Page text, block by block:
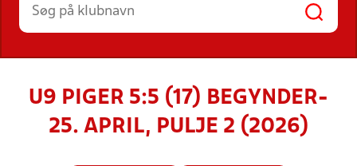
U9 PIGER 5:5 (17) BEGYNDER-
25. APRIL, PULJE 2 (2026)